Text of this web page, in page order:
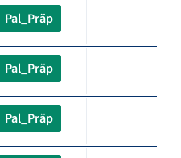
Pal_Präp
Pal_Präp
Pal_Präp